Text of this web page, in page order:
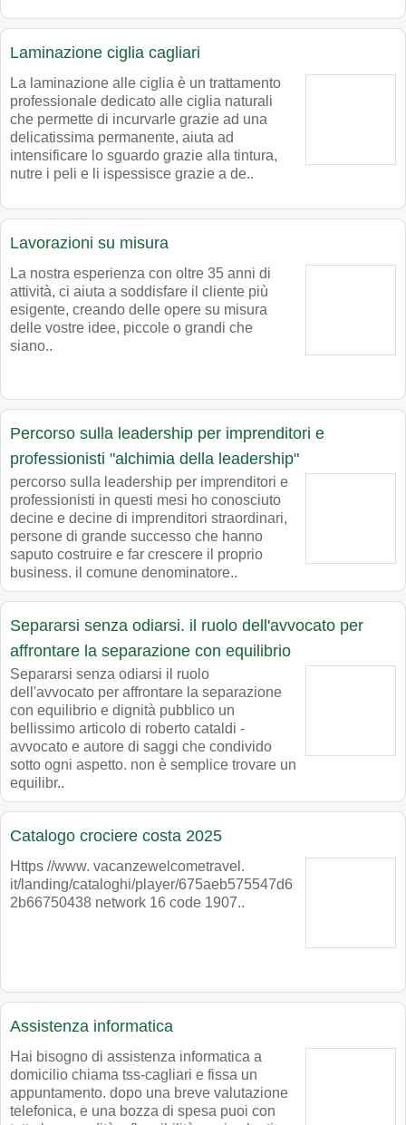
Laminazione ciglia cagliari
La laminazione alle ciglia è un trattamento
professionale dedicato alle ciglia naturali
che permette di incurvarle grazie ad una
delicatissima permanente, aiuta ad
intensificare lo sguardo grazie alla tintura,
nutre i peli e li ispessisce grazie a de..
Lavorazioni su misura
La nostra esperienza con oltre 35 anni di
attività, ci aiuta a soddisfare il cliente più
esigente, creando delle opere su misura
delle vostre idee, piccole o grandi che
siano..
Percorso sulla leadership per imprenditori e
professionisti "alchimia della leadership"
percorso sulla leadership per imprenditori e
professionisti in questi mesi ho conosciuto
decine e decine di imprenditori straordinari,
persone di grande successo che hanno
saputo costruire e far crescere il proprio
business. il comune denominatore..
Separarsi senza odiarsi. il ruolo dell'avvocato per
affrontare la separazione con equilibrio
Separarsi senza odiarsi il ruolo
dell'avvocato per affrontare la separazione
con equilibrio e dignità pubblico un
bellissimo articolo di roberto cataldi -
avvocato e autore di saggi che condivido
sotto ogni aspetto. non è semplice trovare un
equilibr..
Catalogo crociere costa 2025
Https //www. vacanzewelcometravel.
it/landing/cataloghi/player/675aeb575547d6
2b66750438 network 16 code 1907..
Assistenza informatica
Hai bisogno di assistenza informatica a
domicilio chiama tss-cagliari e fissa un
appuntamento. dopo una breve valutazione
telefonica, e una bozza di spesa puoi con